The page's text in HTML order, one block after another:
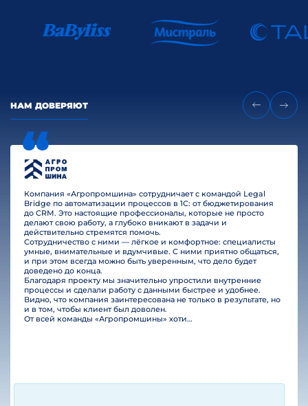
НАМ ДОВЕРЯЮТ
Компания «Агропромшина» сотрудничает с командой Legal
Bridge по автоматизации процессов в 1С: от бюджетирования
до CRM. Это настоящие профессионалы, которые не просто
делают свою работу, а глубоко вникают в задачи и
действительно стремятся помочь.
Сотрудничество с ними — лёгкое и комфортное: специалисты
умные, внимательные и вдумчивые. С ними приятно общаться,
и при этом всегда можно быть уверенным, что дело будет
доведено до конца.
Благодаря проекту мы значительно упростили внутренние
процессы и сделали работу с данными быстрее и удобнее.
Видно, что компания заинтересована не только в результате, но
и в том, чтобы клиент был доволен.
От всей команды «Агропромшины» хотим поблагодарить специалистов Legal Bridge за отличную работу и человеческое отношение.…